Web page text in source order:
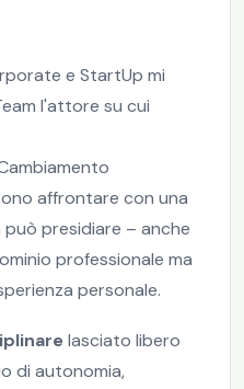
e StartUp mi
l'attore su cui
affrontare con una
presidiare – anche
professionale ma
personale.
lasciato libero
di autonomia,